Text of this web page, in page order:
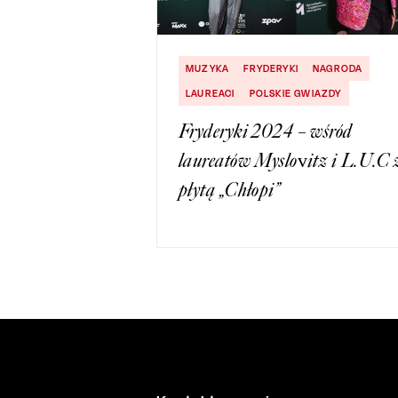
MUZYKA FRYDERYKI
NAGRODA
LAUREACI
POLSKIE GWIAZDY
Fryderyki 2024 – wśród
laureatów Myslovitz i L.U.C
płytą „Chłopi”